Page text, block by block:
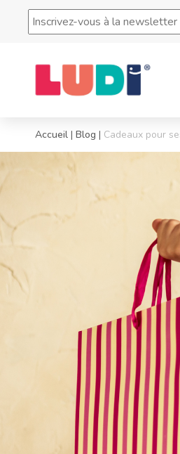
Inscrivez-
vous
la
newsletter
(e-
Accueil | Blog | Cadeaux pour